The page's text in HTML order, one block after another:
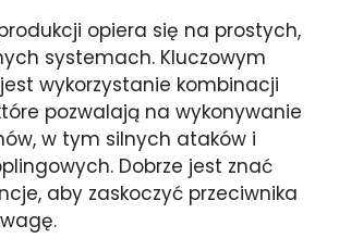
opiera się na prostych,
systemach. Kluczowym
wykorzystanie kombinacji
pozwalają na wykonywanie
w tym silnych ataków i
Dobrze jest znać
aby zaskoczyć przeciwnika